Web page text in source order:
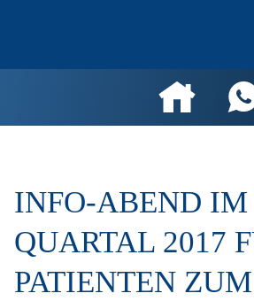
INFO-ABEND IM
QUARTAL 2017
PATIENTEN